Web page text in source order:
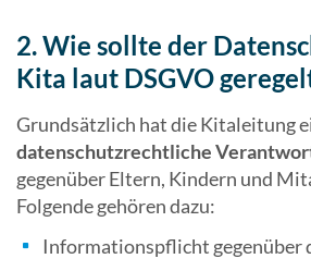
2. Wie sollte der
Kita laut DSGVO
Grundsätzlich hat die Kitaleitung
datenschutzrechtliche
gegenüber Eltern, Kindern und
Folgende gehören dazu:
Informationspflicht gegenüber